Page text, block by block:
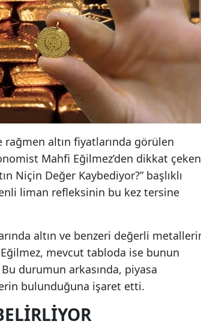
altın fiyatlarında görülen
Mahfi Eğilmez’den dikkat çeken
Niçin Değer Kaybediyor?” başlıklı
liman refleksinin bu kez tersine
altın ve benzeri değerli
mevcut tabloda ise bunun
durumun arkasında, piyasa
bulunduğuna işaret etti.